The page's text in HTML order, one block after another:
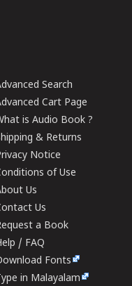
Search
Cart Page
is Audio Book ?
& Returns
Notice
of Use
Us
Us
a Book
/ FAQ
Fonts
in Malayalam